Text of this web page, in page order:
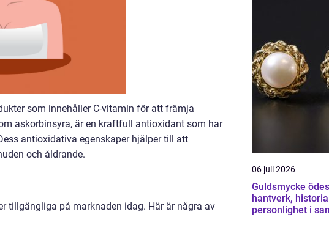
som innehåller C-vitamin för att främja
askorbinsyra, är en kraftfull antioxidant som har
antioxidativa egenskaper hjälper till att
och åldrande.
tillgängliga på marknaden idag. Här är några av
06 juli 2026
Guldsmycke
hantverk,
personlighet i